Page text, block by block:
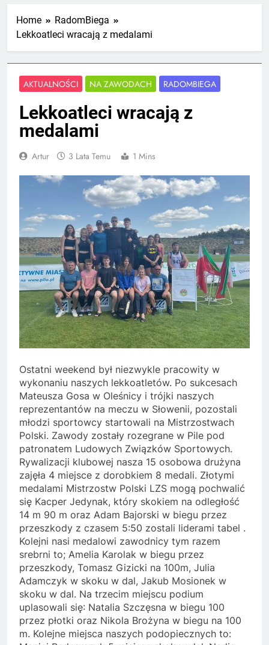
2 Tygodnie Temu
Krakowie
4 Tygodnie Temu
Home
RadomBiega
Lekkoatleci wracają z medalami
AKTUALNOŚCI NA ZAWODACH RADOMBIEGA
Lekkoatleci wracają z
medalami
Artur 3 Lata Temu 1 Mins
Ostatni weekend był niezwykle pracowity w
wykonaniu naszych lekkoatletów. Po sukcesach
Mateusza Gosa w Oleśnicy i trójki naszych
reprezentantów na meczu w Słowenii, pozostali
młodzi sportowcy startowali na Mistrzostwach
Polski. Zawody zostały rozegrane w Pile pod
patronatem Ludowych Związków Sportowych.
Rywalizacji klubowej nasza 15 osobowa drużyna
zajęła 4 miejsce z dorobkiem 8 medali. Złotymi
medalami Mistrzostw Polski LZS mogą pochwalić
się Kacper Jedynak, który skokiem na odległość
14 m 90 m oraz Adam Bajorski w biegu przez
przeszkody z czasem 5:50 zostali liderami tabel .
Kolejni nasi medalowi zawodnicy tym razem
srebrni to; Amelia Karolak w biegu przez
przeszkody, Tomasz Gizicki na 100m, Julia
Adamczyk w skoku w dal, Jakub Mosionek w
skoku w dal. Na trzecim miejscu podium
uplasowali się: Natalia Szczęsna w biegu 100
przez płotki oraz Nikola Brożyna w biegu na 100
m. Kolejne miejsca naszych podopiecznych to: